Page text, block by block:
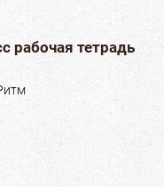
рабочая тетрадь